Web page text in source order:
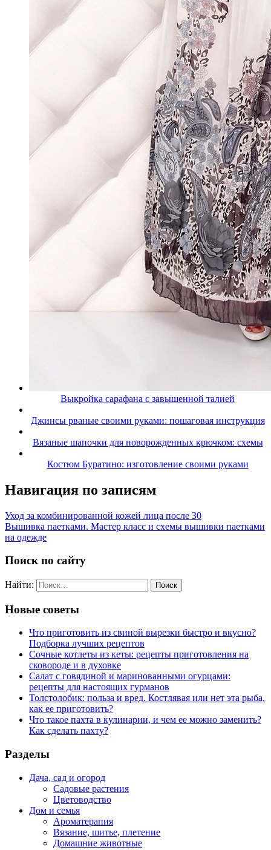
Выкройка сарафана с завышенной талией
Джинсы рваные своими руками: пошаговая инструкция
Вязаные шапочки для новорожденных крючком: схемы
Костюм Буратино: изготовление своими руками
Навигация по записям
Уход за комбинированной кожей лица после 30
Вышивка паетками. Мастер класс и схемы вышивки паетками
на одежде
Поиск по сайту
Найти:
Новые советы
Что приготовить из свиной вырезки быстро и вкусно?
Подборка лучших рецептов
Сочные котлеты из кеты: рецепты приготовления на
сковороде и в духовке
Салат с говядиной и маринованными огурцами:
рецепты для настоящих гурманов
Толстолобик: польза и вред. Костлявая или нет эта рыба,
как ее приготовить?
Что такое пахта в кулинарии, и чем ее можно заменить?
Как сделать пахту?
Разделы
Дача, сад и огород
Садовые растения
Цветоводство
Дом и семья
Ароматерапия
Вязание, шитье, плетение
Домашние животные